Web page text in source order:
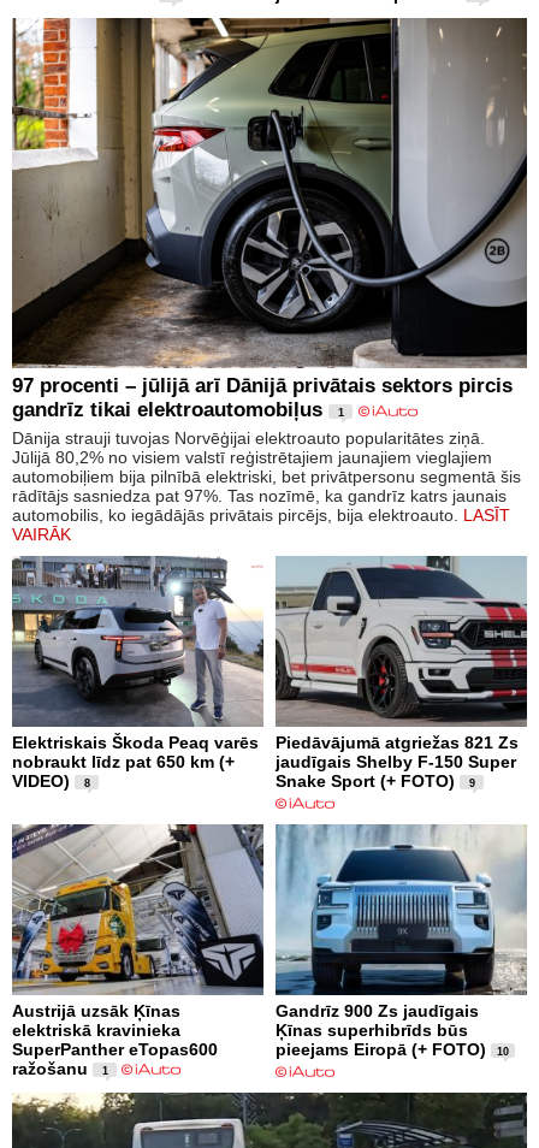
97 procenti – jūlijā arī Dānijā privātais sektors pircis
gandrīz tikai elektroautomobiļus
1
Dānija strauji tuvojas Norvēģijai elektroauto popularitātes ziņā.
Jūlijā 80,2% no visiem valstī reģistrētajiem jaunajiem vieglajiem
automobiļiem bija pilnībā elektriski, bet privātpersonu segmentā šis
rādītājs sasniedza pat 97%. Tas nozīmē, ka gandrīz katrs jaunais
automobilis, ko iegādājās privātais pircējs, bija elektroauto. LASĪT
VAIRĀK
Elektriskais Škoda Peaq varēs
nobraukt līdz pat 650 km (+
VIDEO)
8
Piedāvājumā atgriežas 821 Zs
jaudīgais Shelby F-150 Super
Snake Sport (+ FOTO)
9
Austrijā uzsāk Ķīnas
elektriskā kravinieka
SuperPanther eTopas600
ražošanu
1
Gandrīz 900 Zs jaudīgais
Ķīnas superhibrīds būs
pieejams Eiropā (+ FOTO)
10